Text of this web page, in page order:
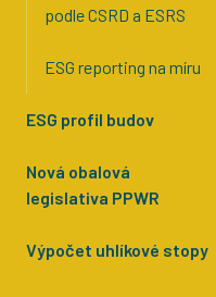
podle CSRD a ESRS
ESG reporting na míru
ESG profil budov
Nová obalová
legislativa PPWR
Výpočet uhlíkové stopy